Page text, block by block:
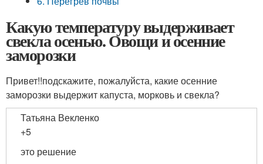
Какую температуру выдерживает
свекла осенью. Овощи и осенние
заморозки
Привет!!подскажите, пожалуйста, какие осенние
заморозки выдержит капуста, морковь и свекла?
Татьяна Векленко
+5
это решение